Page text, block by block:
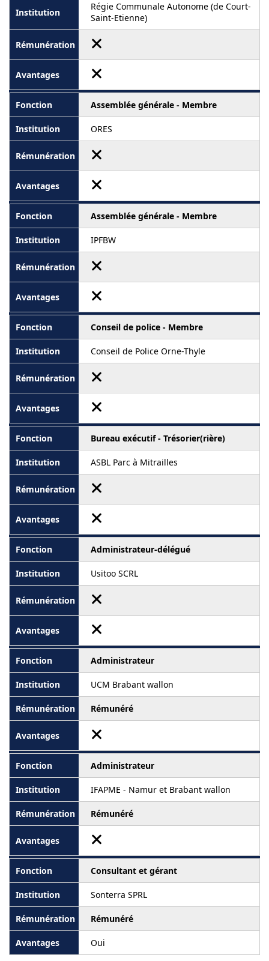
Régie Communale Autonome (de Court-
Saint-Etienne)
Assemblée générale - Membre
ORES
Assemblée générale - Membre
IPFBW
Conseil de police - Membre
Conseil de Police Orne-Thyle
Bureau exécutif - Trésorier(rière)
ASBL Parc à Mitrailles
Administrateur-délégué
Usitoo SCRL
Administrateur
UCM Brabant wallon
Rémunéré
Administrateur
IFAPME - Namur et Brabant wallon
Rémunéré
Consultant et gérant
Sonterra SPRL
Rémunéré
Oui